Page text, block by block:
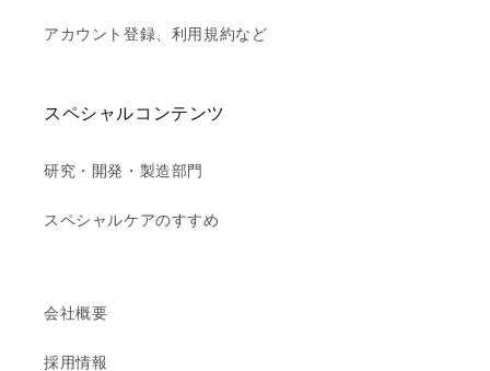
アカウント登録、利用規約など
スペシャルコンテンツ
研究・開発・製造部門
スペシャルケアのすすめ
会社概要
採用情報